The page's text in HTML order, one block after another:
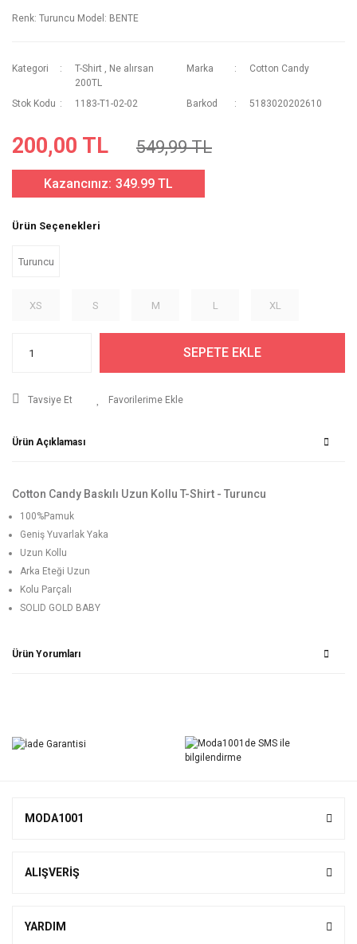
Renk: Turuncu Model: BENTE
Kategori T-Shirt , Ne alırsan
200TL
Marka Cotton Candy
Stok Kodu 1183-T1-02-02 Barkod 5183020202610
200,00 TL 549,99 TL
Kazancınız: 349.99 TL
Ürün Seçenekleri
Turuncu
XS S M L XL
SEPETE EKLE
Tavsiye Et
Ürün Açıklaması
Cotton Candy Baskılı Uzun Kollu T-Shirt - Turuncu
100%Pamuk
Geniş Yuvarlak Yaka
Uzun Kollu
Arka Eteği Uzun
Kolu Parçalı
SOLID GOLD BABY
Ürün Yorumları
Yorum Yaz
MODA1001
ALIŞVERİŞ
YARDIM